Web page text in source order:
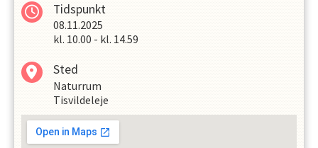
Tidspunkt
08.11.2025
kl. 10.00 - kl. 14.59
Sted
Naturrum
Tisvildeleje